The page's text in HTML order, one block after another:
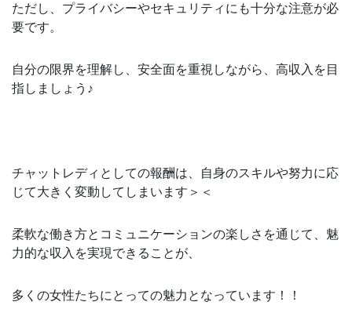
ただし、プライバシーやセキュリティにも十分な注意が必
要です。
自分の限界を理解し、安全面を重視しながら、高収入を目
指しましょう♪
チャットレディとしての報酬は、自身のスキルや努力に応
じて大きく変動してしまいます＞＜
柔軟な働き方とコミュニケーションの楽しさを通じて、魅
力的な収入を実現できることが、
多くの女性たちにとっての魅力となっています！！